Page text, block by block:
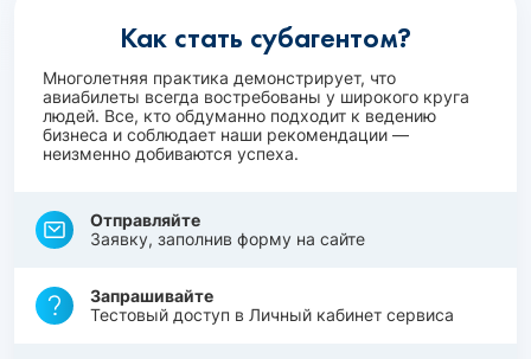
Как стать субагентом?
Многолетняя практика демонстрирует, что
авиабилеты всегда востребованы у широкого круга
людей. Все, кто обдуманно подходит к ведению
бизнеса и соблюдает наши рекомендации —
неизменно добиваются успеха.
Отправляйте
Заявку, заполнив форму на сайте
Запрашивайте
Тестовый доступ в Личный кабинет сервиса